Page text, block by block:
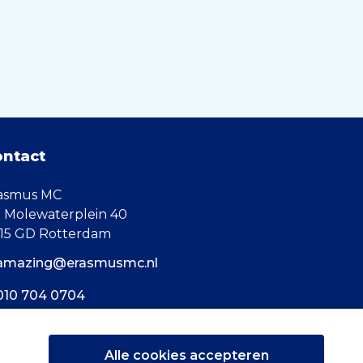
MC
Molewaterplein 40
GD Rotterdam
704 0704
Alle cookies accepteren